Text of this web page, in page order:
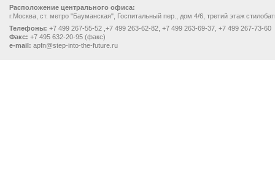
Расположение центрального офиса:
г.Москва, ст. метро "Бауманская", Госпитальный пер., дом 4/6, третий этаж
Телефоны: +7 499 267-55-52 ,+7 499 263-62-82, +7 499 263-69-37, +7 499 267-73-60
Факс: +7 495 632-20-95 (факс)
e-mail: apfn@step-into-the-future.ru